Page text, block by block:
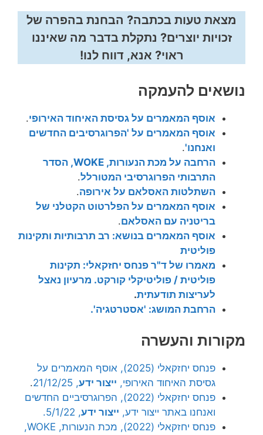
מצאת טעות בכתבה? הבחנת בהפרה של
זכויות יוצרים? נתקלת בדבר מה שאיננו
ראוי? אנא, דווח לנו!
נושאים להעמקה
אוסף המאמרים על גסיסת האיחוד האירופי.
אוסף המאמרים על 'הפרוגרסיבים החדשים
ואנחנו'.
הרחבה על מכת הנעורות, WOKE, הסדר
התרבותי הפרוגרסיבי המטורלל.
השתלטות האסלאם על אירופה.
אוסף המאמרים על הפלרטוט הקטלני של
בריטניה עם האסלאם.
אוסף המאמרים בנושא: רב תרבותיות ותקינות
פוליטית
מאמרו של ד"ר פנחס יחזקאלי: תקינות
פוליטית / פוליטיקלי קורקט. מרעיון נאצל
לעריצות תודעתית.
הרחבת המושג: 'אסטרטגיה'.
מקורות והעשרה
פנחס יחזקאלי (2025), אוסף המאמרים על
גסיסת האיחוד האירופי, ייצור ידע, 21/12/25
.
פנחס יחזקאלי (2022), הפרוגרסיביים החדשים
ואנחנו באתר ייצור ידע, ייצור ידע, 5/1/22.
פנחס יחזקאלי (2022), מכת הנעורות, WOKE,